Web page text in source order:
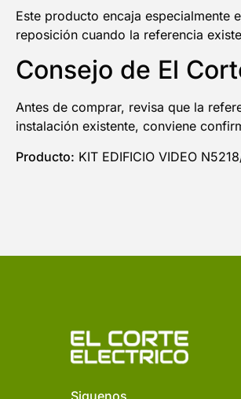
Este producto encaja especialmente
reposición cuando la referencia
Consejo de El
Antes de comprar, revisa que la
instalación existente, conviene
Producto: KIT EDIFICIO VIDEO